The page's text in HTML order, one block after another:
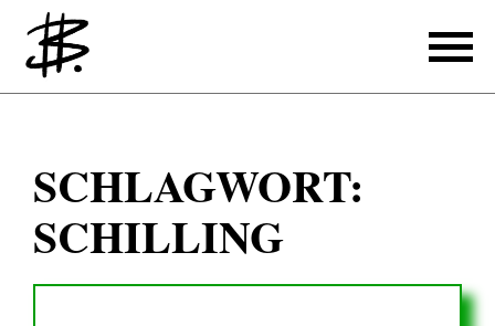
Schreiben
Referenzen
Produzieren
SCHLAGWORT:
SCHILLING